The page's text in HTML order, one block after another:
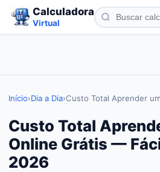
Calculadora
Virtual
Início›Dia a Dia›Custo Total Aprender
Custo Total
Online Grátis —
2026